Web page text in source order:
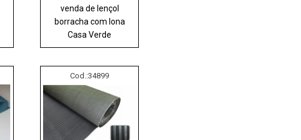
venda de lençol
borracha com lona
Casa Verde
Cod.:34899